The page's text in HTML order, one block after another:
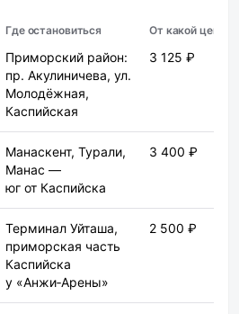
Где остановиться От какой цены
Приморский район:
пр. Акулиничева, ул.
Молодёжная,
Каспийская
3 125 ₽
Манаскент, Турали,
Манас —
юг от Каспийска
3 400 ₽
Терминал Уйташа,
приморская часть
Каспийска
у «Анжи‑Арены»
2 500 ₽